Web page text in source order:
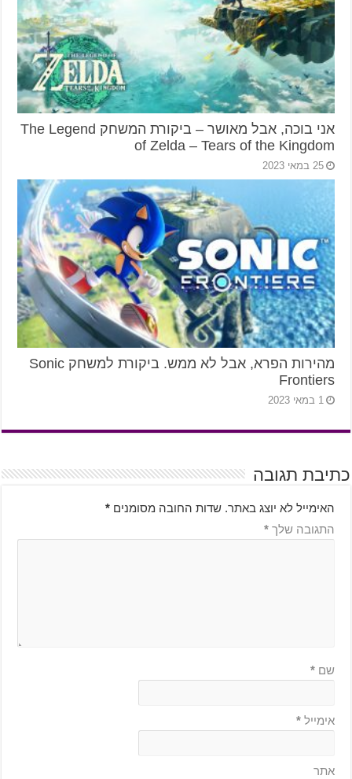
אני בוכה, אבל מאושר – ביקורת המשחק The Legend
of Zelda – Tears of the Kingdom
25 במאי 2023
מהירות הפרא, אבל לא ממש. ביקורת למשחק Sonic
Frontiers
1 במאי 2023
כתיבת תגובה
האימייל לא יוצג באתר. שדות החובה מסומנים *
התגובה שלך *
שם *
אימייל *
אתר